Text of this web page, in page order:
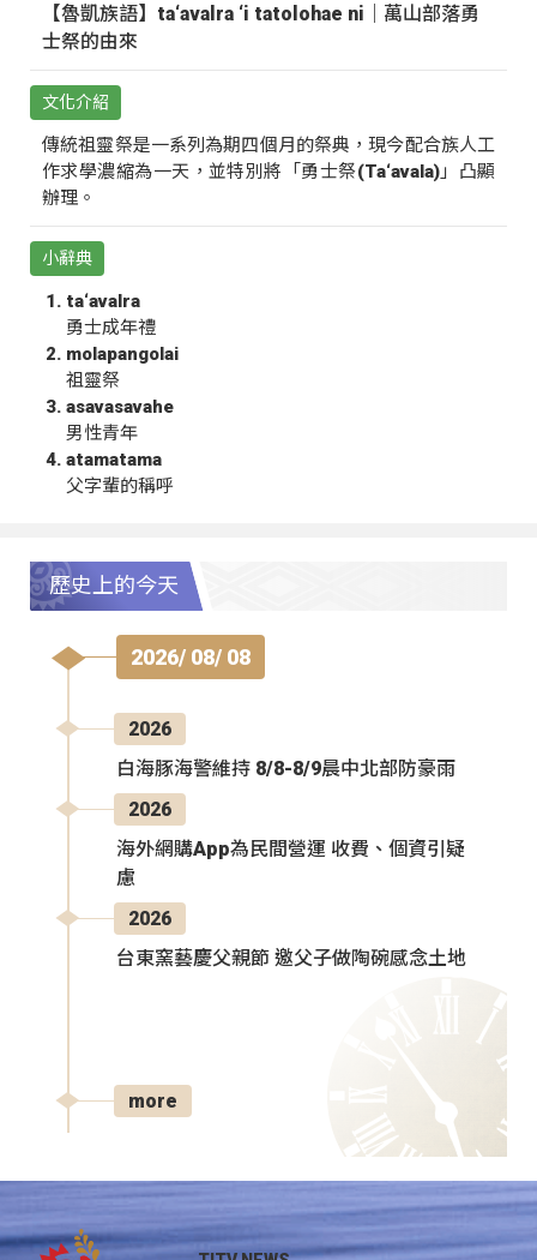
【魯凱族語】ta‘avalra ‘i tatolohae ni｜萬山部落勇
士祭的由來
文化介紹
傳統祖靈祭是一系列為期四個月的祭典，現今配合族人工
作求學濃縮為一天，並特別將「勇士祭(Ta‘avala)」凸顯
辦理。
小辭典
ta‘avalra
勇士成年禮
molapangolai
祖靈祭
asavasavahe
男性青年
atamatama
父字輩的稱呼
歷史上的今天
2026/ 08/ 08
2026
白海豚海警維持 8/8-8/9晨中北部防豪雨
2026
海外網購App為民間營運 收費、個資引疑
慮
2026
台東窯藝慶父親節 邀父子做陶碗感念土地
more